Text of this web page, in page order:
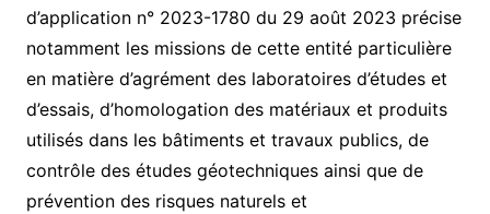
d’application n° 2023-1780 du 29 août 2023 précise
notamment les missions de cette entité particulière
en matière d’agrément des laboratoires d’études et
d’essais, d’homologation des matériaux et produits
utilisés dans les bâtiments et travaux publics, de
contrôle des études géotechniques ainsi que de
prévention des risques naturels et